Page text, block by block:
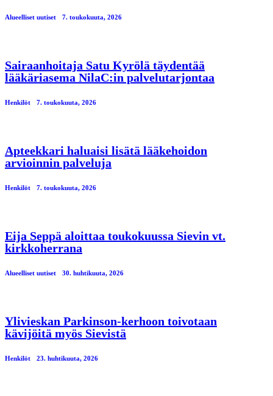
Alueelliset uutiset 7. toukokuuta, 2026
Sairaanhoitaja Satu Kyrölä täydentää
lääkäriasema NilaC:in palvelutarjontaa
Henkilöt 7. toukokuuta, 2026
Apteekkari haluaisi lisätä lääkehoidon
arvioinnin palveluja
Henkilöt 7. toukokuuta, 2026
Eija Seppä aloittaa toukokuussa Sievin vt.
kirkkoherrana
Alueelliset uutiset 30. huhtikuuta, 2026
Ylivieskan Parkinson-kerhoon toivotaan
kävijöitä myös Sievistä
Henkilöt 23. huhtikuuta, 2026